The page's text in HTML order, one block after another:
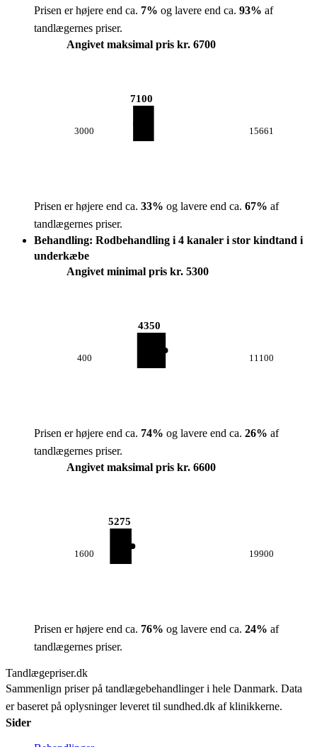
Prisen er højere end ca. 7% og lavere end ca. 93% af
tandlægernes priser.
Angivet maksimal pris kr. 6700
3000
7100
15661
Prisen er højere end ca. 33% og lavere end ca. 67% af
tandlægernes priser.
Behandling: Rodbehandling i 4 kanaler i stor kindtand i
underkæbe
Angivet minimal pris kr. 5300
400
4350
11100
Prisen er højere end ca. 74% og lavere end ca. 26% af
tandlægernes priser.
Angivet maksimal pris kr. 6600
1600
5275
19900
Prisen er højere end ca. 76% og lavere end ca. 24% af
tandlægernes priser.
Tandlægepriser.dk
Sammenlign priser på tandlægebehandlinger i hele Danmark. Data
er baseret på oplysninger leveret til sundhed.dk af klinikkerne.
Sider